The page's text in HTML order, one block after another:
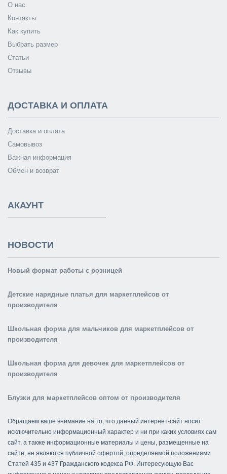
О нас
Контакты
Как купить
Выбрать размер
Статьи
Отзывы
ДОСТАВКА И ОПЛАТА
Доставка и оплата
Самовывоз
Важная информация
Обмен и возврат
АКАУНТ
НОВОСТИ
Новый формат работы с розницей
Детские нарядные платья для маркетплейсов от
производителя
Школьная форма для мальчиков для маркетплейсов от
производителя
Школьная форма для девочек для маркетплейсов от
производителя
Блузки для маркетплейсов оптом от производителя
Обращаем ваше внимание на то, что данный интернет-сайт носит
исключительно информационный характер и ни при каких условиях сам
сайт, а также информационные материалы и цены, размещенные на
сайте, не являются публичной офертой, определяемой положениями
Статей 435 и 437 Гражданского кодекса РФ. Интересующую Вас